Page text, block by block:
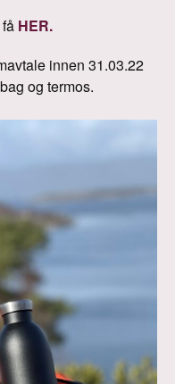
HER.
innen 31.03.22
og termos.